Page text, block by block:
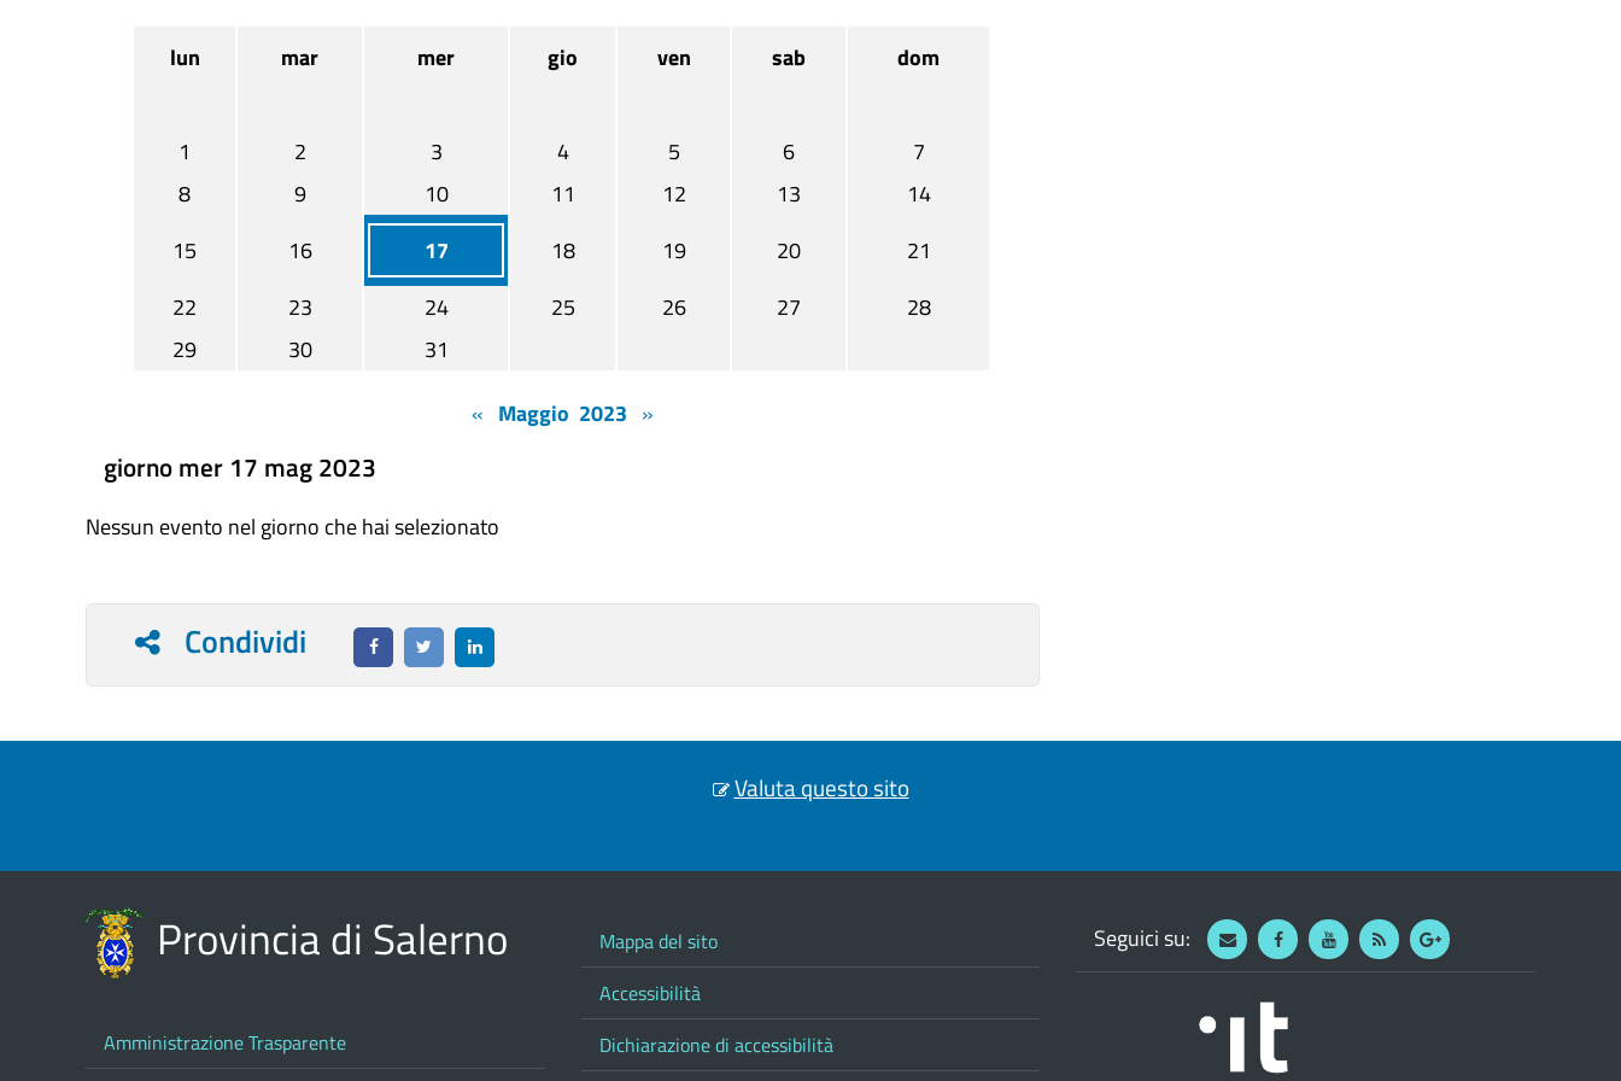
lun mar mer gio ven sab dom
1 2 3 4 5 6
7
8
9 10 11 12 13
14
15
16 17 18 19 20
21
22
23 24 25 26 27
28
29
30
31
« Maggio 2023 »
giorno mer 17 mag 2023
Nessun evento nel giorno che hai selezionato
Condividi
Valuta questo sito
Provincia di Salerno
Amministrazione Trasparente
Mappa del sito
Accessibilità
Dichiarazione di accessibilità
Seguici su: WebmailFacebookYoutube
RSS Google